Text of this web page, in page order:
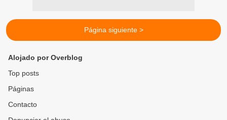
Página siguiente >
Alojado por Overblog
Top posts
Páginas
Contacto